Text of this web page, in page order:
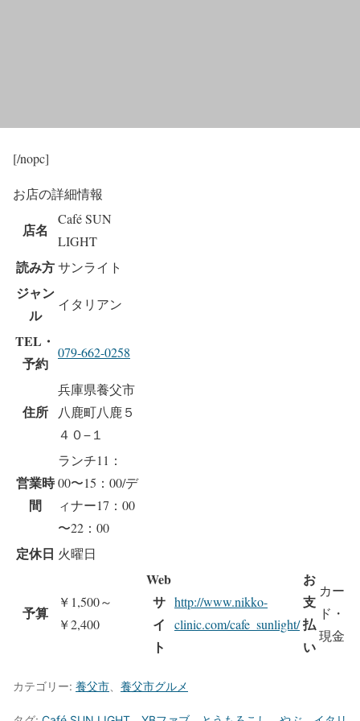
[/nopc]
お店の詳細情報
店名
Café SUN
LIGHT
読み方 サンライト
ジャン
ル
イタリアン
TEL・
予約
079-662-0258
住所
兵庫県養父市
八鹿町八鹿５
４０−１
営業時
間
ランチ11：
00〜15：00/デ
ィナー17：00
〜22：00
定休日 火曜日
予算
￥1,500～
￥2,400
Web
サ
イ
ト
http://www.nikko-
clinic.com/cafe_sunlight/
お
支
払
い
カー
ド・
現金
カテゴリー: 養父市 養父市グルメ